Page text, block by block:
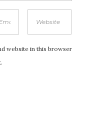
website in this browser